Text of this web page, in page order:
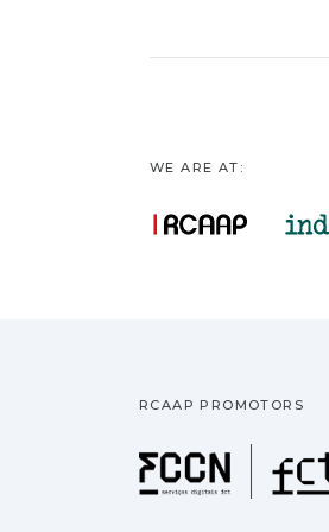
WE ARE AT:
RCAAP PROMOTORS